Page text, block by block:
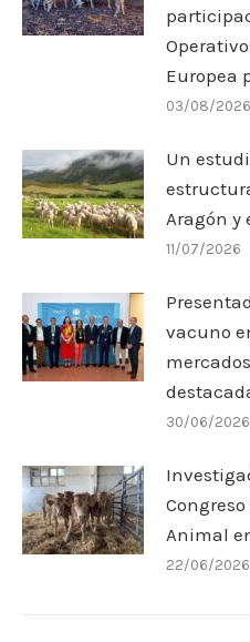
Europea
03/08/2026
Un
Aragón y
11/07/2026
vacuno
30/06/2026
Animal
22/06/2026